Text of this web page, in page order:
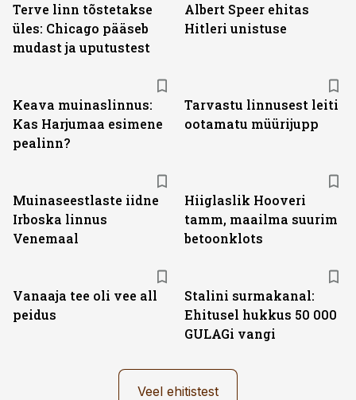
Terve linn tõstetakse
üles: Chicago pääseb
mudast ja uputustest
Albert Speer ehitas
Hitleri unistuse
Keava muinaslinnus:
Kas Harjumaa esimene
pealinn?
Tarvastu linnusest leiti
ootamatu müürijupp
Muinaseestlaste iidne
Irboska linnus
Venemaal
Hiiglaslik Hooveri
tamm, maailma suurim
betoonklots
Vanaaja tee oli vee all
peidus
Stalini surmakanal:
Ehitusel hukkus 50 000
GULAGi vangi
Veel ehitistest